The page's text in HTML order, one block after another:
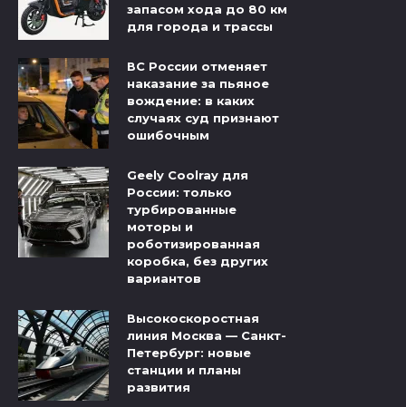
запасом хода до 80 км
для города и трассы
ВС России отменяет
наказание за пьяное
вождение: в каких
случаях суд признают
ошибочным
Geely Coolray для
России: только
турбированные
моторы и
роботизированная
коробка, без других
вариантов
Высокоскоростная
линия Москва — Санкт-
Петербург: новые
станции и планы
развития